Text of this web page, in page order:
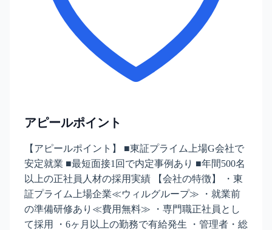
アピールポイント
【アピールポイント】 ■東証プライム上場G会社で
安定就業 ■最短面接1回で内定事例あり ■年間500名
以上の正社員人材の採用実績 【会社の特徴】 ・東
証プライム上場企業≪ウィルグループ≫ ・就業前
の準備研修あり≪費用無料≫ ・専門職正社員とし
て採用 ・6ヶ月以上の勤務で有給発生 ・管理者・総